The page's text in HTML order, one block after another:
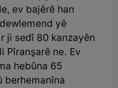
ev bajêrê han
yê
ji sedî 80 kanzayên
Pîranşarê ne. Ev
hebûna 65
berhemanîna